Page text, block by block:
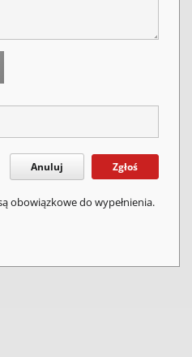
Anuluj Zgłoś
obowiązkowe do wypełnienia.